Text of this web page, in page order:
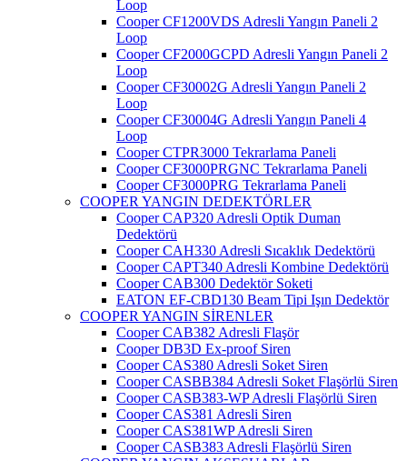
Loop
Cooper CF1200VDS Adresli Yangın Paneli 2
Loop
Cooper CF2000GCPD Adresli Yangın Paneli 2
Loop
Cooper CF30002G Adresli Yangın Paneli 2
Loop
Cooper CF30004G Adresli Yangın Paneli 4
Loop
Cooper CTPR3000 Tekrarlama Paneli
Cooper CF3000PRGNC Tekrarlama Paneli
Cooper CF3000PRG Tekrarlama Paneli
COOPER YANGIN DEDEKTÖRLER
Cooper CAP320 Adresli Optik Duman
Dedektörü
Cooper CAH330 Adresli Sıcaklık Dedektörü
Cooper CAPT340 Adresli Kombine Dedektörü
Cooper CAB300 Dedektör Soketi
EATON EF-CBD130 Beam Tipi Işın Dedektör
COOPER YANGIN SİRENLER
Cooper CAB382 Adresli Flaşör
Cooper DB3D Ex-proof Siren
Cooper CAS380 Adresli Soket Siren
Cooper CASBB384 Adresli Soket Flaşörlü Siren
Cooper CASB383-WP Adresli Flaşörlü Siren
Cooper CAS381 Adresli Siren
Cooper CAS381WP Adresli Siren
Cooper CASB383 Adresli Flaşörlü Siren